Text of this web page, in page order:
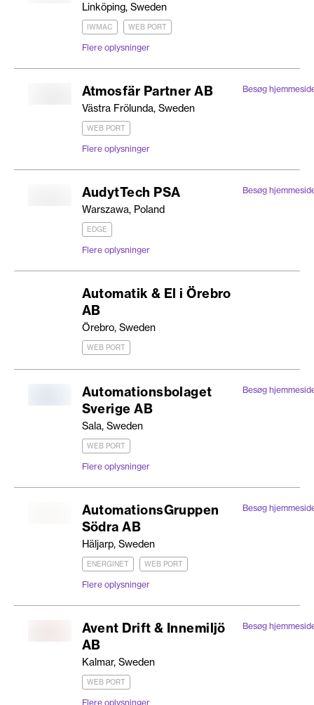
Linköping, Sweden
IWMAC WEB PORT
Flere oplysninger
Atmosfär Partner AB
Västra Frölunda, Sweden
WEB PORT
Flere oplysninger
Besøg
AudytTech PSA
Warszawa, Poland
EDGE
Flere oplysninger
Besøg
Automatik & El i Örebro
AB
Örebro, Sweden
WEB PORT
Automationsbolaget
Sverige AB
Sala, Sweden
WEB PORT
Flere oplysninger
Besøg
AutomationsGruppen
Södra AB
Häljarp, Sweden
ENERGINET WEB PORT
Flere oplysninger
Besøg
Avent Drift & Innemiljö
AB
Kalmar, Sweden
WEB PORT
Flere oplysninger
Besøg